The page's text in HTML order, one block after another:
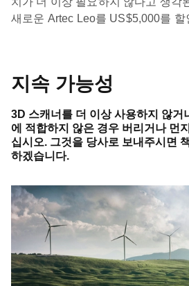
새로운 Artec Leo를 US$5,000를 할
지속 가능성
3D 스캐너를 더 이상 사용하지 않거
에 적합하지 않은 경우 버리거나 먼
십시오. 그것을 당사로 보내주시면
하겠습니다.